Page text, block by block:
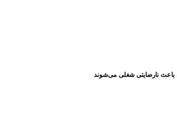
نارضایتی شغلی می‌شوند